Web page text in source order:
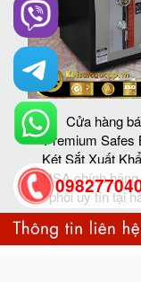
Cửa hàng
Premium Safes
Két Sắt Xuất
USA chính
phối uy tín tại